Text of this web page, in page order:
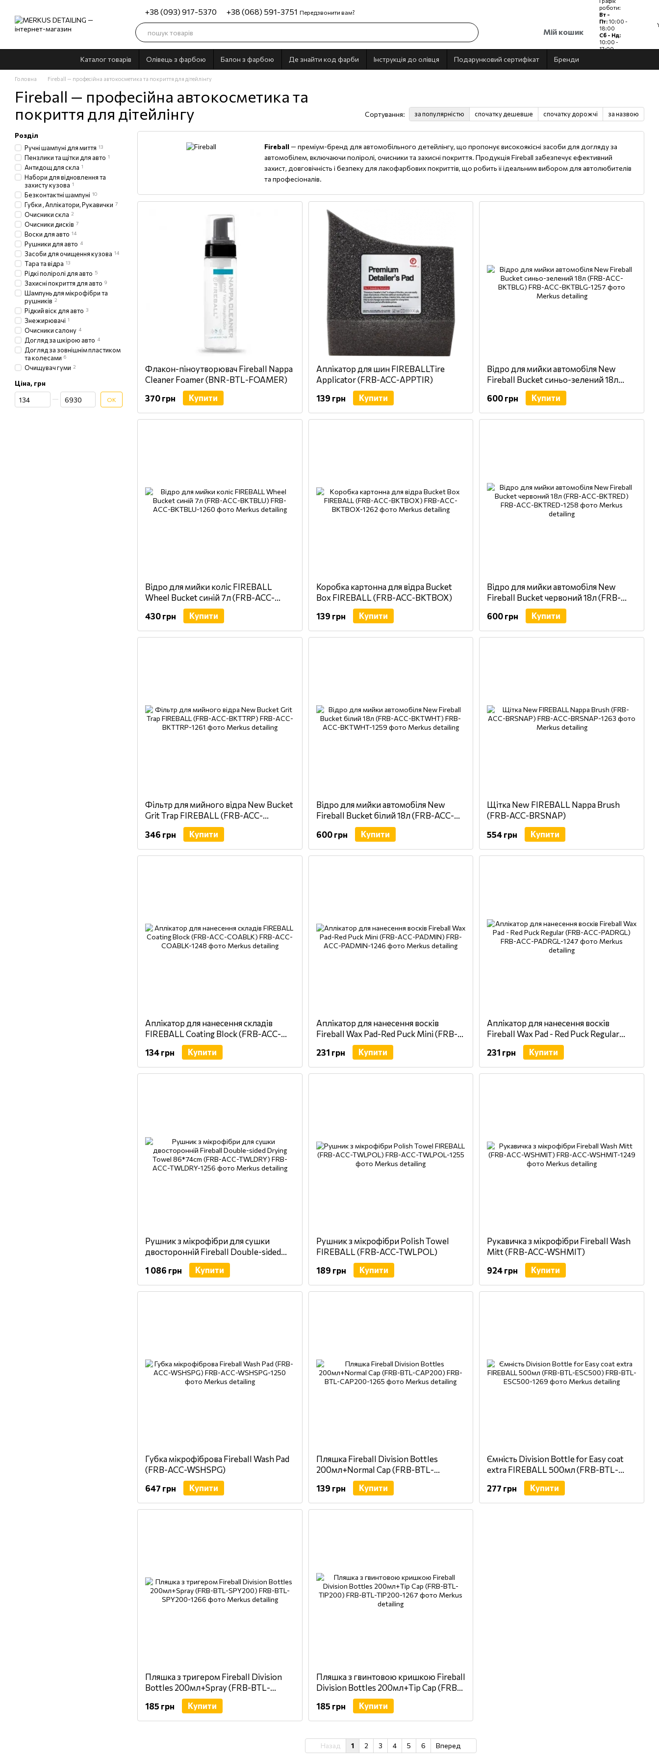
+38 (093) 917-5370 +38 (068) 591-3751 Передзвонити вам?
Мій кошик
роботи:
Вт -
Пт: 10:00 -
18:00
Сб - Нд:
10:00 -
17:00
Каталог товарів Олівець з фарбою Балон з фарбою Де знайти код фарби Інструкція до олівця Подарунковий сертифікат Бренди
Головна Fireball — професійна автокосметика та покриття для дітейлінгу
Fireball — професійна автокосметика та
покриття для дітейлінгу
Сортування: за популярністю спочатку дешевше спочатку дорожчі за назвою
Fireball— преміум-бренд для автомобільного детейлінгу, що пропонує високоякісні засоби для догляду за
автомобілем, включаючи поліролі, очисники та захисні покриття. Продукція Fireball забезпечує ефективний
захист, довговічність і безпеку для лакофарбових покриттів, що робить її ідеальним вибором для автолюбителів
та професіоналів.
Флакон-піноутворювач Fireball Nappa
Cleaner Foamer (BNR-BTL-FOAMER)
370 грн
Купити
Аплікатор для шин FIREBALLTire
Applicator (FRB-ACC-APPTIR)
139 грн
Купити
Відро для мийки автомобіля New
Fireball Bucket синьо-зелений 18л
(FRB-ACC-BKTBLG)
600 грн Купити
Відро для мийки коліс FIREBALL
Wheel Bucket синій 7л (FRB-ACC-
430 грн Купити
Коробка картонна для відра Bucket
Box FIREBALL (FRB-ACC-BKTBOX)
139 грн
Купити
Відро для мийки автомобіля New
Fireball Bucket червоний 18л (FRB-
ACC-BKTRED)
600 грн Купити
Фільтр для мийного відра New Bucket
Grit Trap FIREBALL (FRB-ACC-
346 грн Купити
Відро для мийки автомобіля New
Fireball Bucket білий 18л (FRB-ACC-
BKTWHT)
600 грн Купити
Щітка New FIREBALL Nappa Brush
(FRB-ACC-BRSNAP)
554 грн
Купити
Аплікатор для нанесення складів
FIREBALL Coating Block (FRB-ACC-
134 грн Купити
Аплікатор для нанесення восків
Fireball Wax Pad-Red Puck Mini (FRB-
ACC-PADMIN)
231 грн Купити
Аплікатор для нанесення восків
Fireball Wax Pad - Red Puck Regular
(FRB-ACC-PADRGL)
231 грн Купити
Рушник з мікрофібри для сушки
двосторонній Fireball Double-sided
Drying Towel 86*74cm (FRB-ACC-
TWLDRY)
1 086 грн Купити
Рушник з мікрофібри Polish Towel
FIREBALL (FRB-ACC-TWLPOL)
189 грн
Купити
Рукавичка з мікрофібри Fireball Wash
Mitt (FRB-ACC-WSHMIT)
924 грн
Купити
Губка мікрофіброва Fireball Wash Pad
(FRB-ACC-WSHSPG)
647 грн
Купити
Пляшка Fireball Division Bottles
200мл+Normal Cap (FRB-BTL-
139 грн Купити
Ємність Division Bottle for Easy coat
extra FIREBALL 500мл (FRB-BTL-
277 грн Купити
Пляшка з тригером Fireball Division
Bottles 200мл+Spray (FRB-BTL-
185 грн Купити
Пляшка з гвинтовою кришкою Fireball
Division Bottles 200мл+Tip Cap (FRB-
BTL-TIP200)
185 грн Купити
Назад 1 2 3 4 5 6 Вперед
Розділ
Ручні шампуні для миття 13
Пензлики та щітки для авто 1
Антидощ для скла 1
Набори для відновлення та
захисту кузова 1
Безконтактні шампуні 10
Губки , Аплікатори, Рукавички 7
Очисники скла 2
Очисники дисків 7
Воски для авто 14
Рушники для авто 4
Засоби для очищення кузова 14
Тара та відра 13
Рідкі поліролі для авто 5
Захисні покриття для авто 9
Шампунь для мікрофібри та
рушників 2
Рідкий віск для авто 3
Знежирювачі 1
Очисники салону 4
Догляд за шкірою авто 4
Догляд за зовнішнім пластиком
та колесами 6
Очищувач гуми 2
Ціна, грн
Від Ціна, грн
До Ціна, грн ОК